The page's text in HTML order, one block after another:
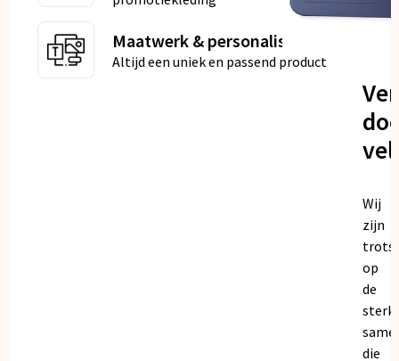
Maatwerk & personalisatie
Altijd een uniek en passend product
Wij
zijn
trots
op
de
die